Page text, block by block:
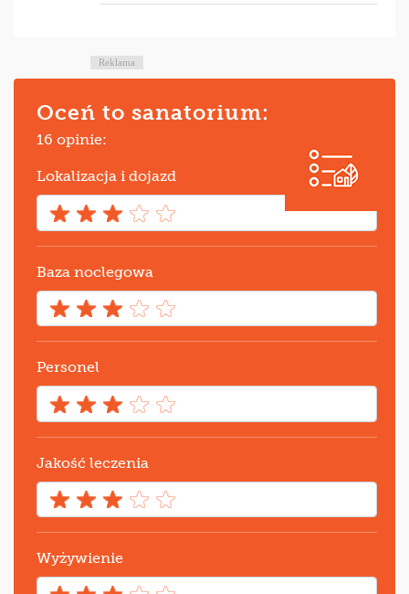
Reklama
Oceń to sanatorium:
16 opinie:
Lokalizacja i dojazd
Baza noclegowa
Personel
Jakość leczenia
Wyżywienie